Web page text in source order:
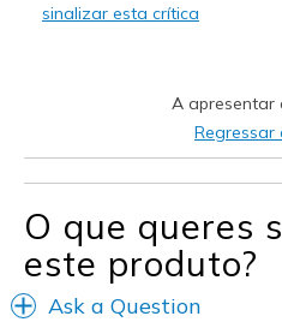
Stylish
Travel
Sizing Feels true
sinalizar esta crítica
A apresentar
Regressar
O que queres
este produto?
Ask a Question